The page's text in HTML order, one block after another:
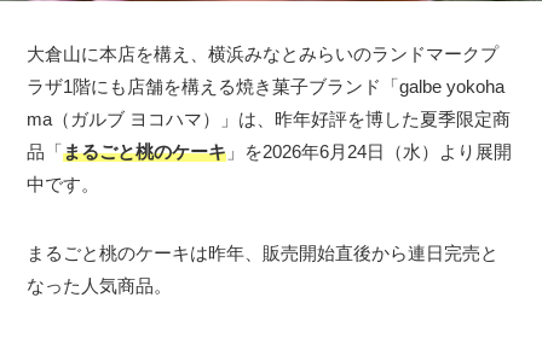
大倉山に本店を構え、横浜みなとみらいのランドマークプ
ラザ1階にも店舗を構える焼き菓子ブランド「galbe yokoha
ma（ガルブ ヨコハマ）」は、昨年好評を博した夏季限定商
品「まるごと桃のケーキ 」を2026年6月24日（水）より展開
中です。
まるごと桃のケーキは昨年、販売開始直後から連日完売と
なった人気商品。